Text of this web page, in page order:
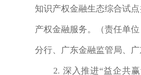
知识产权金融生态综合试
产权金融服务。（责任单
分行、广东金融监管局、广
2. 深入推进“益企共赢